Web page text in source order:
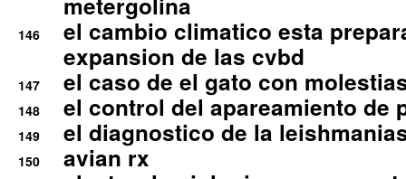
146
el cambio climatico esta
expansion de las cvbd
147 el caso de el gato con
148 el control del apareamiento de
149 el diagnostico de la
150 avian rx